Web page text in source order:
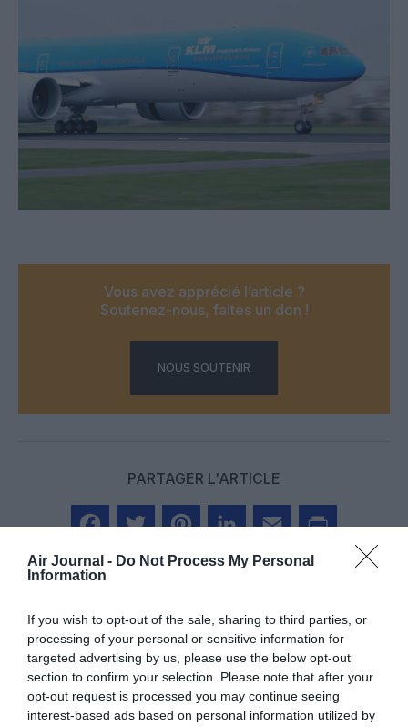
Air Journal - Do Not Process My Personal
Information
If you wish to opt-out of the sale, sharing to third parties, or
processing of your personal or sensitive information for
targeted advertising by us, please use the below opt-out
section to confirm your selection. Please note that after your
opt-out request is processed you may continue seeing
interest-based ads based on personal information utilized by
Vous avez apprécié l’article ?
Soutenez-nous, faites un don !
NOUS SOUTENIR
PARTAGER L'ARTICLE
FacebookTwitterPinterestLinkedInEmail Print
COMMENTAIRE(S)
Jo a commenté :
1 mars 2024 - 14 h 54 min
Aéroports très fréquentés oui, mais alors poste frontière